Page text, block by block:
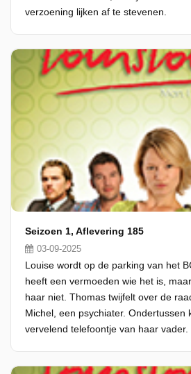
verzoening lijken af te stevenen.
Seizoen 1, Aflevering 185
03-09-2025
Louise wordt op de parking van het
heeft een vermoeden wie het is,
haar niet. Thomas twijfelt over de
Michel, een psychiater. Ondertussen
vervelend telefoontje van haar vader.